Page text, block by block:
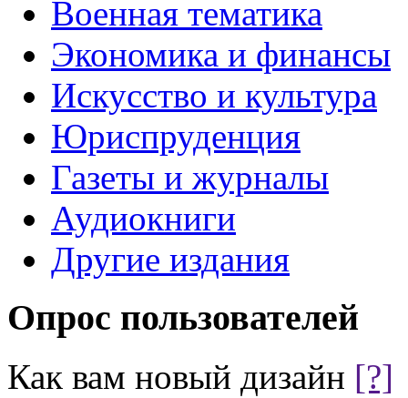
Военная тематика
Экономика и финансы
Искусство и культура
Юриспруденция
Газеты и журналы
Аудиокниги
Другие издания
Опрос пользователей
Как вам новый дизайн [?]